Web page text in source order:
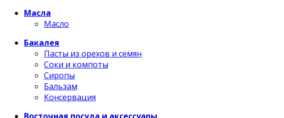
Масла
Масло
Бакалея
Пасты из орехов и семян
Соки и компоты
Сиропы
Бальзам
Консервация